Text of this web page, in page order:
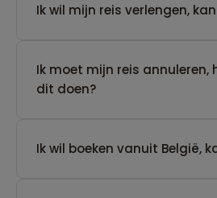
Ik wil mijn reis verlengen,
Ik moet mijn reis annuleren,
dit doen?
Ik wil boeken vanuit België,